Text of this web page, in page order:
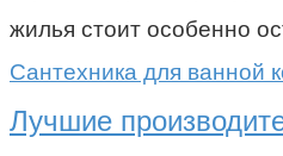
жилья стоит особенно
Сантехника для ванной
Лучшие